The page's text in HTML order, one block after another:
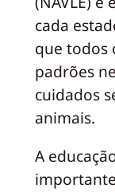
cada
que todos
padrões
cuidados
animais.
A